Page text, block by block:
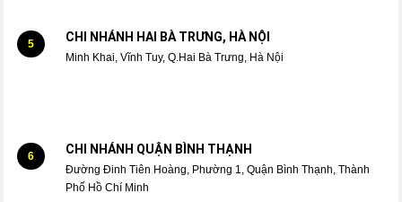
5 CHI NHÁNH HAI BÀ TRƯNG, HÀ NỘI
Minh Khai, Vĩnh Tuy, Q.Hai Bà Trưng, Hà Nội
6 CHI NHÁNH QUẬN BÌNH THẠNH
Đường Đinh Tiên Hoàng, Phường 1, Quận Bình Thạnh, Thành
Phố Hồ Chí Minh